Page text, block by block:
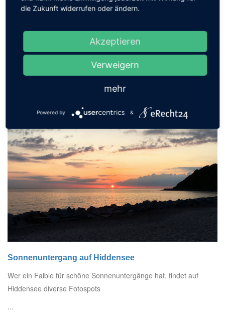
Sonnenaufgang am Binzer Strand
Morgens 7:13 Uhr am Binzer Strand. Binz ist das größte Seebad
Sonnenuntergang auf Hiddensee
Wer ein Faible für schöne Sonnenuntergänge hat, findet auf
Hiddensee diverse Fotospots
...
die Zukunft widerrufen oder ändern.
Akzeptieren
Verweigern
mehr
Powered by &